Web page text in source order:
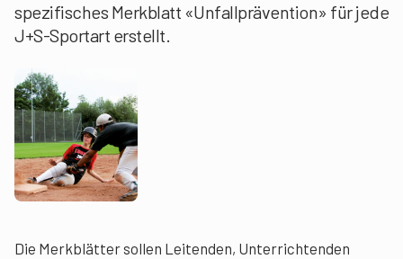
spezifisches Merkblatt «Unfallprävention» für jede
J+S-Sportart erstellt.
Die Merkblätter sollen Leitenden, Unterrichtenden